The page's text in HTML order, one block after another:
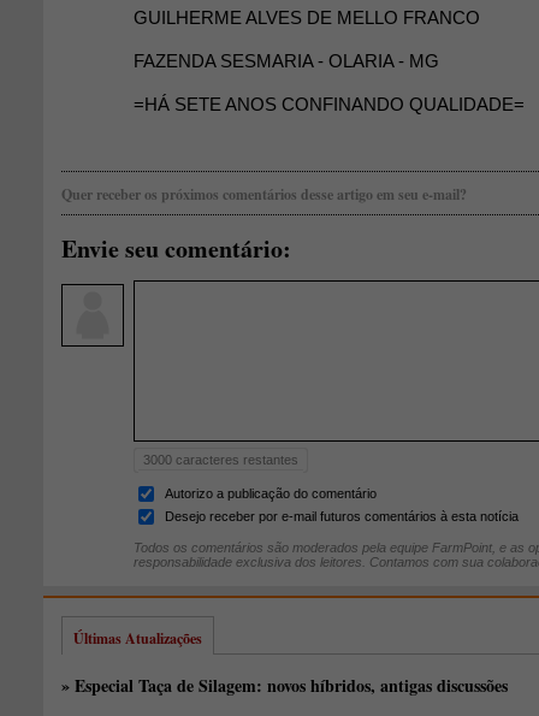
GUILHERME ALVES DE MELLO FRANCO
FAZENDA SESMARIA - OLARIA - MG
=HÁ SETE ANOS CONFINANDO QUALIDADE=
Quer receber os próximos comentários desse artigo em seu e-mail?
Envie seu comentário:
3000 caracteres restantes
Autorizo a publicação do comentário
Desejo receber por e-mail futuros comentários à esta notícia
Todos os comentários são moderados pela equipe FarmPoint, e as
responsabilidade exclusiva dos leitores. Contamos com sua
Últimas Atualizações
» Especial Taça de Silagem: novos híbridos, antigas discussões